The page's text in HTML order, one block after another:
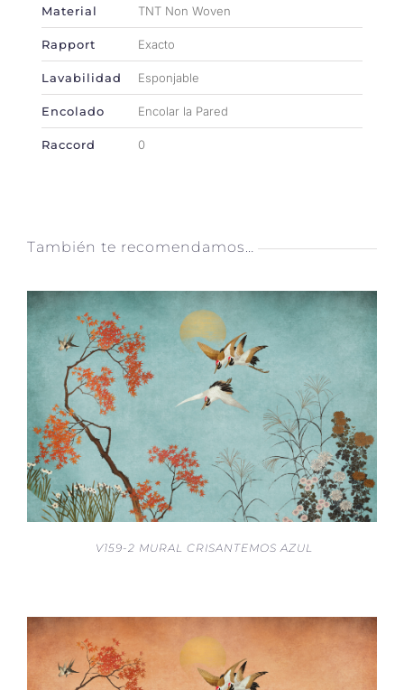
Material TNT Non Woven
Rapport Exacto
Lavabilidad Esponjable
Encolado Encolar la Pared
Raccord 0
También te recomendamos…
V159-2 MURAL CRISANTEMOS AZUL